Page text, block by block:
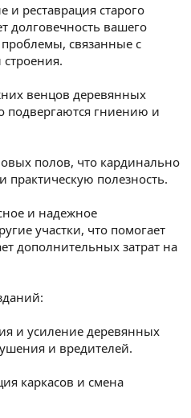
и реставрация старого
долговечность вашего
связанные с
венцов деревянных
подвергаются гниению и
полов, что кардинально
полезность.
и надежное
участки, что помогает
дополнительных затрат на
и усиление деревянных
и вредителей.
каркасов и смена